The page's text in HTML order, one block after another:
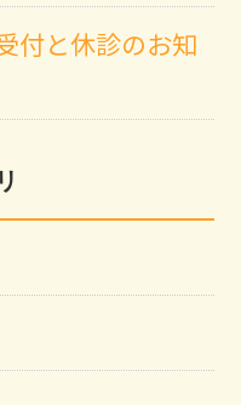
付と休診のお知